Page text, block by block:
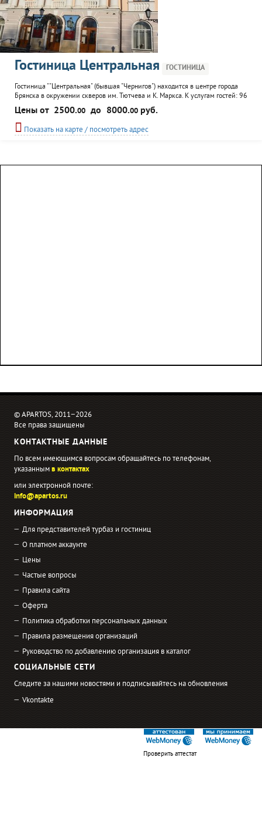
Гостиница Центральная ГОСТИНИЦА
Гостиница ""Центральная" (бывшая "Чернигов") находится в центре города
Брянска в окружении скверов им. Тютчева и К. Маркса. К услугам гостей: 96
комфортабельных номеров; Прачечная служба; Сауна с купелью,
массажным столом, комнатой отдыха; Кафе; Стоянка для автомобилей; Для
деловой деятельности: Бизнес-центр, оборудованный системой
кондиционирования, экраном...
Цены от 2500.00 до 8000.00 руб.
Показать на карте / посмотреть адрес
© APARTOS, 2011−2026
Все права защищены
КОНТАКТНЫЕ ДАННЫЕ
По всем имеющимся вопросам обращайтесь по телефонам,
указаннымв контактах
или электронной почте:
info@apartos.ru
ИНФОРМАЦИЯ
Для представителей турбаз и гостиниц
О платном аккаунте
Цены
Частые вопросы
Правила сайта
Оферта
Политика обработки персональных данных
Правила размещения организаций
Руководство по добавлению организация в каталог
СОЦИАЛЬНЫЕ СЕТИ
Следите за нашими новостями и подписывайтесь на обновления
Vkontakte
Проверить аттестат